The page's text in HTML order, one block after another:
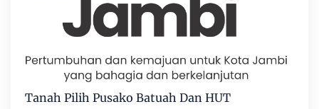
Tanah Pilih Pusako Batuah Dan HUT